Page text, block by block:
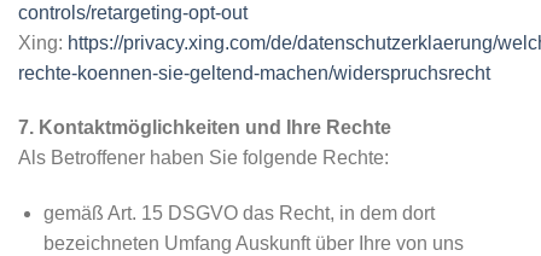
controls/retargeting-opt-out
Xing: https://privacy.xing.com/de/datenschutzerklaerung/
rechte-koennen-sie-geltend-machen/widerspruchsrecht
7. Kontaktmöglichkeiten und Ihre Rechte
Als Betroffener haben Sie folgende Rechte:
gemäß Art. 15 DSGVO das Recht, in dem dort
bezeichneten Umfang Auskunft über Ihre von uns